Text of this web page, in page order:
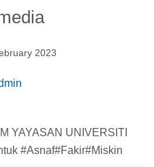
2023
YAYASAN UNIVERSITI
#Asnaf#Fakir#Miskin